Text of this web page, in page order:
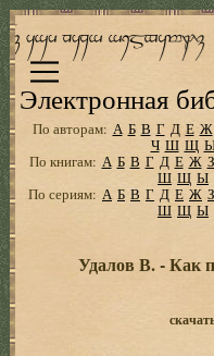
Электронная
По авторам: А Б В Г Д Е Ж
Ч Ш Щ
По книгам: А Б В Г Д Е Ж З
Ш Щ Ы
По сериям: А Б В Г Д Е Ж З
Ш Щ Ы
Удалов В. - Как